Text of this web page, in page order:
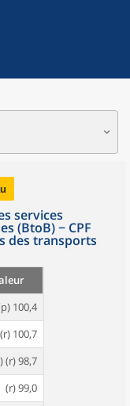
services
(BtoB) − CPF
des transports
100,4
100,7
(r) 98,7
(r) 99,0